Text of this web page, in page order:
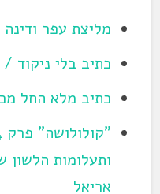
מליצת עפר
כתיב בלי ניקוד
כתיב מלא החל
ותעלומות הלשון
אריאל